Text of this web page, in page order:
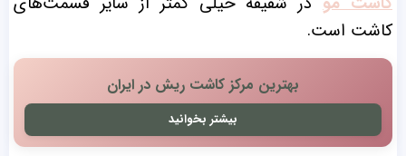
کاشت است.
بهترین مرکز کاشت ریش در ایران
بیشتر بخوانید